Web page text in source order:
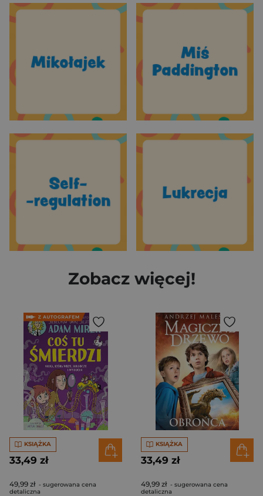
Zobacz więcej!
KSIĄŻKA
33,49 zł
49,99 zł - sugerowana cena
detaliczna
KSIĄŻKA
33,49 zł
49,99 zł - sugerowana cena
detaliczna